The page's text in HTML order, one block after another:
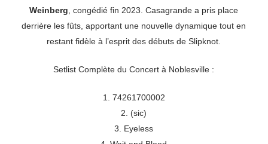
Weinberg , congédié fin 2023. Casagrande a pris place
derrière les fûts, apportant une nouvelle dynamique tout en
restant fidèle à l’esprit des débuts de Slipknot.
Setlist Complète du Concert à Noblesville :
1. 74261700002
2. (sic)
3. Eyeless